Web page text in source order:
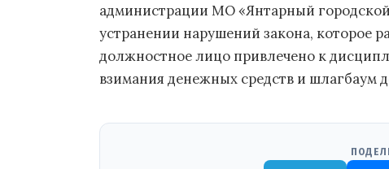
администрации МО «Янтарный
устранении нарушений закона, которое
должностное лицо привлечено к
взимания денежных средств и шлагбаум